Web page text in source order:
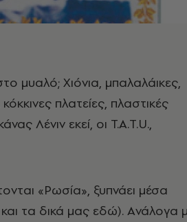
μυαλό; Xιόνια, μπαλαλάικες,
πλατείες, πλαστικές
Λένιν εκεί, οι T.Α.Τ.U.,
«Pωσία», ξυπνάει μέσα
τα δικά μας εδώ). Aνάλογα